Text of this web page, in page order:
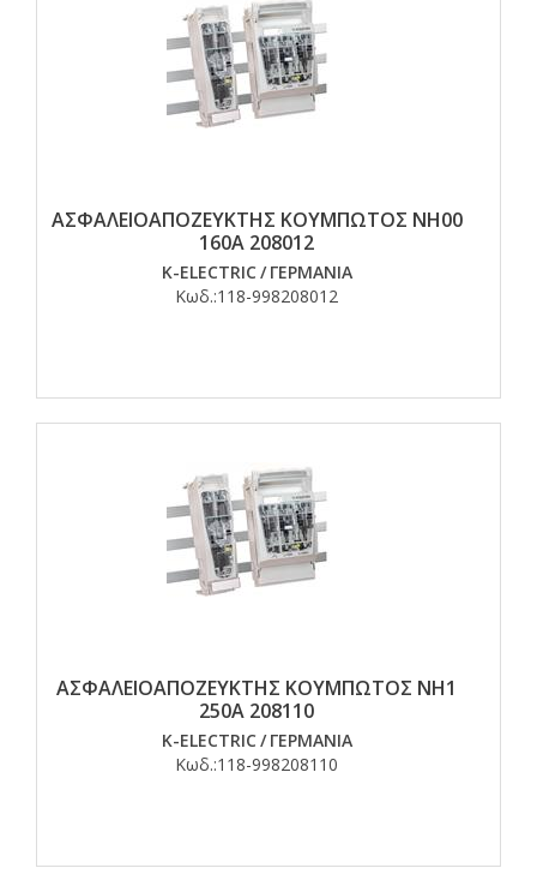
ΑΣΦΑΛΕΙΟΑΠΟΖΕΥΚΤΗΣ ΚΟΥΜΠΩΤΟΣ ΝΗ00
160Α 208012
K-ELECTRIC/ ΓΕΡΜΑΝΙΑ
Κωδ.:118-998208012
ΑΣΦΑΛΕΙΟΑΠΟΖΕΥΚΤΗΣ ΚΟΥΜΠΩΤΟΣ ΝΗ1
250Α 208110
K-ELECTRIC/ ΓΕΡΜΑΝΙΑ
Κωδ.:118-998208110